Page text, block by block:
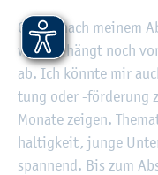
Ob ich nach mei­nem
werde, hängt noch
ab. Ich könn­te mir
tung oder -för­de­rung
Mo­na­te zei­gen.
hal­tig­keit, junge
span­nend. Bis zum